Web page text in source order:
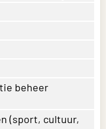
beheer
(sport, cultuur,